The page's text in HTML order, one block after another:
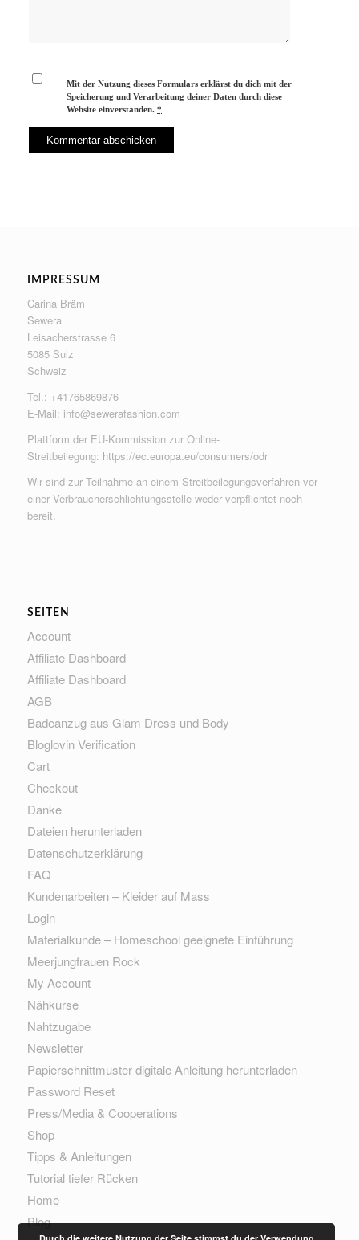
Mit der Nutzung dieses Formulars erklärst du dich mit der
Speicherung und Verarbeitung deiner Daten durch diese
Website einverstanden.*
IMPRESSUM
Carina Bräm
Sewera
Leisacherstrasse 6
5085 Sulz
Schweiz
Tel.: +41765869876
E-Mail: info@sewerafashion.com
Plattform der EU-Kommission zur Online-
Streitbeilegung: https://ec.europa.eu/consumers/odr
Wir sind zur Teilnahme an einem Streitbeilegungsverfahren vor
einer Verbraucherschlichtungsstelle weder verpflichtet noch
bereit.
SEITEN
Account
Affiliate Dashboard
Affiliate Dashboard
AGB
Badeanzug aus Glam Dress und Body
Bloglovin Verification
Cart
Checkout
Danke
Dateien herunterladen
Datenschutzerklärung
FAQ
Kundenarbeiten – Kleider auf Mass
Login
Materialkunde – Homeschool geeignete Einführung
Meerjungfrauen Rock
My Account
Nähkurse
Nahtzugabe
Newsletter
Papierschnittmuster digitale Anleitung herunterladen
Password Reset
Press/Media & Cooperations
Shop
Tipps & Anleitungen
Tutorial tiefer Rücken
Home
Blog